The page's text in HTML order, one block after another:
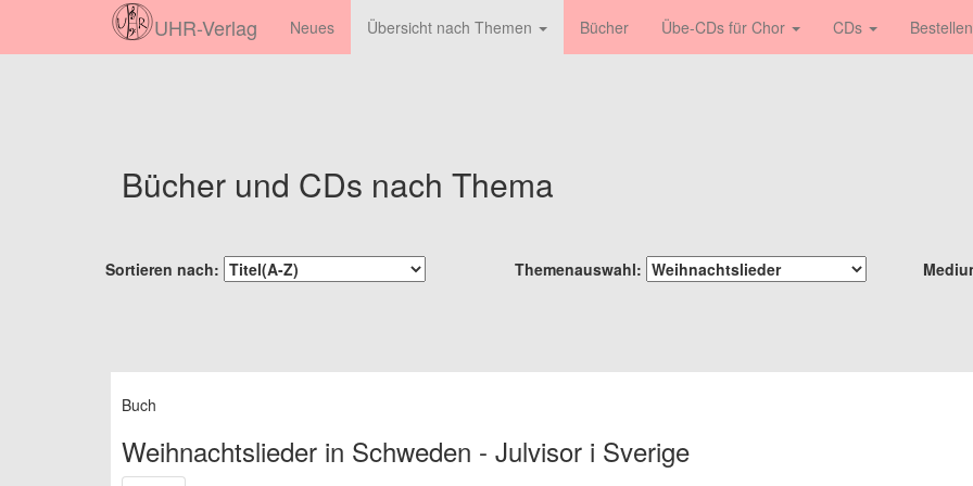
UHR-Verlag Neues Übersicht nach Themen Bücher Übe-CDs für Chor CDs Bestellen
Bücher und CDs nach Thema
Sortieren nach: Themenauswahl:
Buch
Weihnachtslieder in Schweden - Julvisor i Sverige